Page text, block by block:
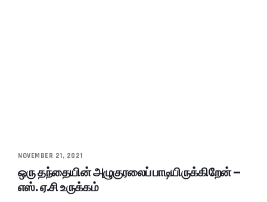
NOVEMBER 21, 2021
ஒரு தந்தையின் அழுகுரலைப் பாடியிருக்கிறேன் –
எஸ். ஏ.சி உருக்கம்